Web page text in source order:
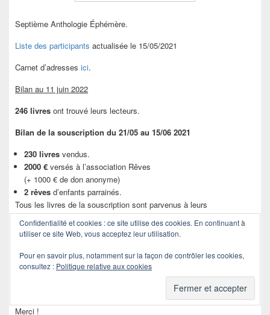
Septième Anthologie Éphémère.
Liste des participants actualisée le 15/05/2021
Carnet d’adresses ici.
Bilan au 11 juin 2022
246 livres ont trouvé leurs lecteurs.
Bilan de la souscription du 21/05 au 15/06 2021
230 livres vendus.
2000 € versés à l’association Rêves
(+ 1000 € de don anonyme)
2 rêves d’enfants parrainés.
Tous les livres de la souscription sont parvenus à leurs
destinataires.
Chez TheBookEdition(achats directs hors souscription)
53,85 €de droits d’auteurs versés pour le second trimestre 2021.
(8 exemplairesHorizons+ 1 exemplaire
de droits d’auteurs pour le troisième trimestre 2021.
de droits d’auteurs pour le dernier trimestre 2021.
Merci !
Confidentialité et cookies : ce site utilise des cookies. En continuant à
utiliser ce site Web, vous acceptez leur utilisation.
Pour en savoir plus, notamment sur la façon de contrôler les cookies,
consultez : Politique relative aux cookies